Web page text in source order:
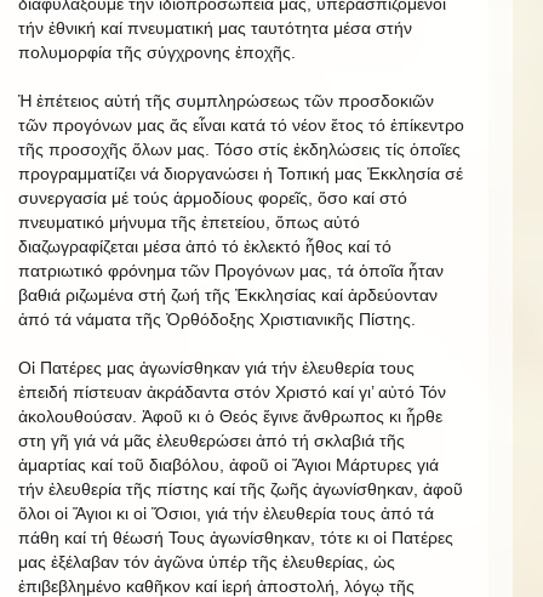
τήν ἐθνική καί πνευματική μας ταυτότητα μέσα στήν
πολυμορφία τῆς σύγχρονης ἐποχῆς.
Ἡ ἐπέτειος αὐτή τῆς συμπληρώσεως τῶν προσδοκιῶν
τῶν προγόνων μας ἄς εἶναι κατά τό νέον ἔτος τό ἐπίκεντρο
τῆς προσοχῆς ὅλων μας. Τόσο στίς ἐκδηλώσεις τίς ὁποῖες
προγραμματίζει νά διοργανώσει ἡ Τοπική μας Ἐκκλησία σέ
συνεργασία μέ τούς ἁρμοδίους φορεῖς, ὅσο καί στό
πνευματικό μήνυμα τῆς ἐπετείου, ὅπως αὐτό
διαζωγραφίζεται μέσα ἀπό τό ἐκλεκτό ἦθος καί τό
πατριωτικό φρόνημα τῶν Προγόνων μας, τά ὁποῖα ἦταν
βαθιά ριζωμένα στή ζωή τῆς Ἐκκλησίας καί ἀρδεύονταν
ἀπό τά νάματα τῆς Ὀρθόδοξης Χριστιανικῆς Πίστης.
Οἱ Πατέρες μας ἀγωνίσθηκαν γιά τήν ἐλευθερία τους
ἐπειδή πίστευαν ἀκράδαντα στόν Χριστό καί γι’ αὐτό Τόν
ἀκολουθούσαν. Ἀφοῦ κι ὁ Θεός ἔγινε ἄνθρωπος κι ἦρθε
στη γῆ γιά νά μᾶς ἐλευθερώσει ἀπό τή σκλαβιά τῆς
ἁμαρτίας καί τοῦ διαβόλου, ἀφοῦ οἱ Ἅγιοι Μάρτυρες γιά
τήν ἐλευθερία τῆς πίστης καί τῆς ζωῆς ἀγωνίσθηκαν, ἀφοῦ
ὅλοι οἱ Ἅγιοι κι οἱ Ὅσιοι, γιά τήν ἐλευθερία τους ἀπό τά
πάθη καί τή θέωσή Τους ἀγωνίσθηκαν, τότε κι οἱ Πατέρες
μας ἐξέλαβαν τόν ἀγῶνα ὑπέρ τῆς ἐλευθερίας, ὡς
ἐπιβεβλημένο καθῆκον καί ἱερή ἀποστολή, λόγῳ τῆς